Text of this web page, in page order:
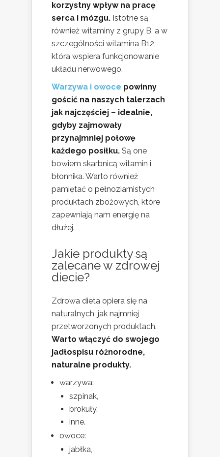
korzystny wpływ na pracę
serca i mózgu. Istotne są
również witaminy z grupy B, a w
szczególności witamina B12,
która wspiera funkcjonowanie
układu nerwowego.
Warzywa i owoce powinny
gościć na naszych talerzach
jak najczęściej – idealnie,
gdyby zajmowały
przynajmniej połowę
każdego posiłku. Są one
bowiem skarbnicą witamin i
błonnika. Warto również
pamiętać o pełnoziarnistych
produktach zbożowych, które
zapewniają nam energię na
dłużej.
Jakie produkty są
zalecane w zdrowej
diecie?
Zdrowa dieta opiera się na
naturalnych, jak najmniej
przetworzonych produktach.
Warto włączyć do swojego
jadłospisu różnorodne,
naturalne produkty.
warzywa:
szpinak,
brokuły,
inne.
owoce:
jabłka,